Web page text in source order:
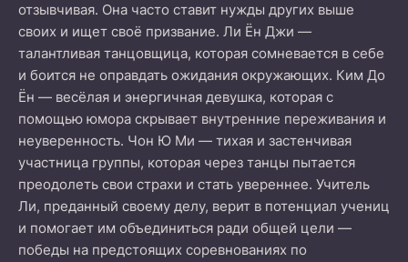
отзывчивая. Она часто ставит нужды других выше
своих и ищет своё призвание. Ли Ён Джи —
талантливая танцовщица, которая сомневается в себе
и боится не оправдать ожидания окружающих. Ким До
Ён — весёлая и энергичная девушка, которая с
помощью юмора скрывает внутренние переживания и
неуверенность. Чон Ю Ми — тихая и застенчивая
участница группы, которая через танцы пытается
преодолеть свои страхи и стать увереннее. Учитель
Ли, преданный своему делу, верит в потенциал учениц
и помогает им объединиться ради общей цели —
победы на предстоящих соревнованиях по